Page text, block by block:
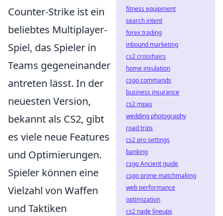
Counter-Strike ist ein
beliebtes Multiplayer-
Spiel, das Spieler in
Teams gegeneinander
antreten lässt. In der
neuesten Version,
bekannt als CS2, gibt
es viele neue Features
und Optimierungen.
Spieler können eine
Vielzahl von Waffen
und Taktiken
fitness equipment
search intent
forex trading
inbound marketing
cs2 crosshairs
home insulation
csgo commands
business insurance
cs2 mpas
wedding photography
road trips
cs2 pro settings
banking
csgo Ancient guide
csgo prime matchmaking
web performance
optimization
cs2 nade lineups